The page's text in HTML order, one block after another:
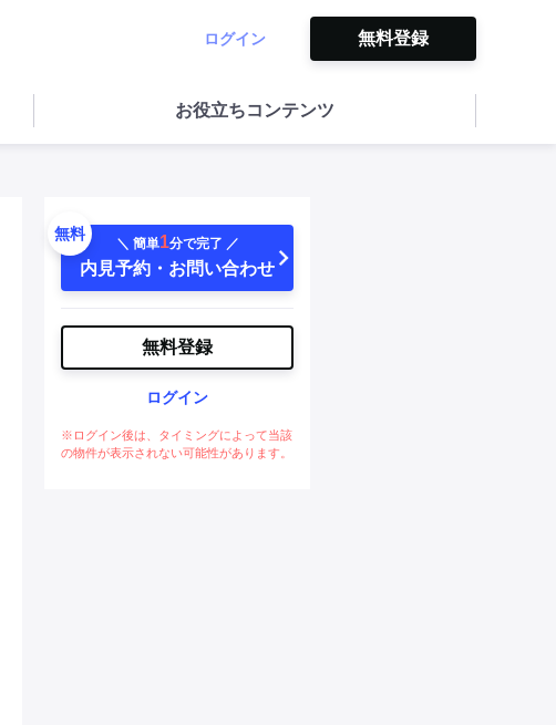
ログイン 無料登録
お役立ちコンテンツ
無料
＼ 簡単1分で完了 ／
内見予約・お問い合わせ
無料登録
ログイン
※ログイン後は、タイミングによって当該
の物件が表示されない可能性があります。